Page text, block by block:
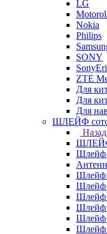
LG
Nokia
Philips
SONY
ZTE
Для
Для
Для
ШЛЕЙФ
Назад
ШЛЕЙФ
Шлейф
Шлейф
Шлейф
Шлейф
Шлейф
Шлейф
Шлейф